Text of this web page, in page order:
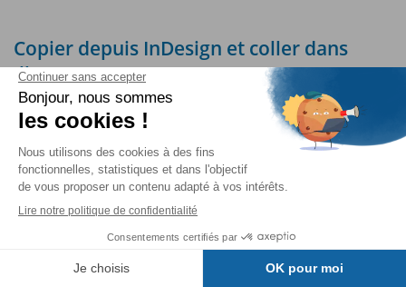
Copier depuis InDesign et coller dans
Illustrator
Pour copier et coller du texte en conservant les
styles des caractères, choisissez la commande
Édition - Préférences - Gestion du presse-papiers
(PC) ou Illustrator - Réglages - Gestion du presse-
papiers(Mac), puis décochez l’option
texte sans mise en forme
Dans InDesign, copiez le texte puis collez-le ensuite
Table des matières